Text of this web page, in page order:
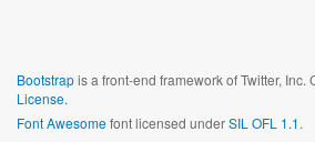
Bootstrapis a front-end framework of Twitter,
License.
Font Awesomefont licensed underSIL OFL 1.1.